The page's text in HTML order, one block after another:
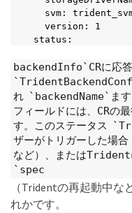
svm:
  version: 1
status:
backendName:
backendUUID:
deletionPolicy:
message:
  phase: Bound
backendInfo`CRに応答
れ `backendName`
フィールドには、CRの
す。このステータス
ザーがトリガーした場
など）、またはTrident
`spec
（Tridentの再起動中
れかです。